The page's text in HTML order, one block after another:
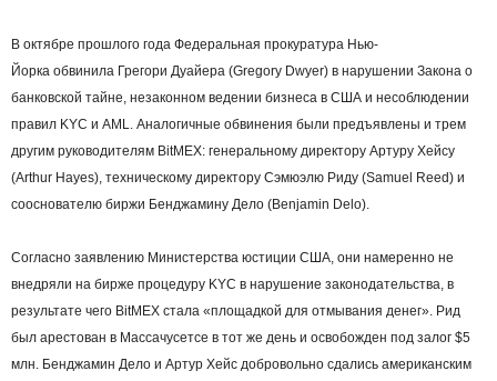
В октябре прошлого года Федеральная прокуратура Нью-
Йорка обвинила Грегори Дуайера (Gregory Dwyer) в нарушении Закона о
банковской тайне, незаконном ведении бизнеса в США и несоблюдении
правил KYC и AML. Аналогичные обвинения были предъявлены и трем
другим руководителям BitMEX: генеральному директору Артуру Хейсу
(Arthur Hayes), техническому директору Сэмюэлю Риду (Samuel Reed) и
сооснователю биржи Бенджамину Дело (Benjamin Delo).
Согласно заявлению Министерства юстиции США, они намеренно не
внедряли на бирже процедуру KYC в нарушение законодательства, в
результате чего BitMEX стала «площадкой для отмывания денег». Рид
был арестован в Массачусетсе в тот же день и освобожден под залог $5
млн. Бенджамин Дело и Артур Хейс добровольно сдались американским